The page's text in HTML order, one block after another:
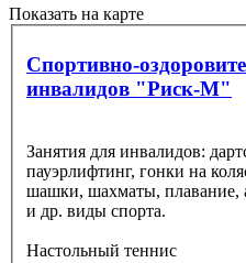
Показать на карте
Спортивно-
инвалидов "Риск-М"
Занятия для инвалидов:
пауэрлифтинг, гонки на
шашки, шахматы, плавание,
и др. виды спорта.
Настольный теннис